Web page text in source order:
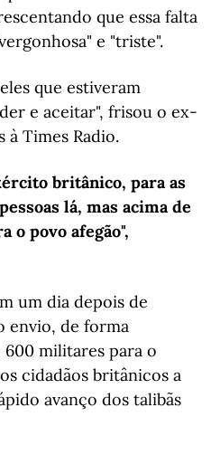
que essa falta
e "triste".
que estiveram
e aceitar", frisou o ex-
Times Radio.
britânico, para as
lá, mas acima de
o povo afegão",
um dia depois de
envio, de forma
militares para o
cidadãos britânicos a
avanço dos talibãs